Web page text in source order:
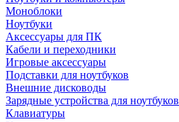
Моноблоки
Ноутбуки
Аксессуары для ПК
Кабели и переходники
Игровые аксессуары
Подставки для ноутбуков
Внешние дисководы
Зарядные устройства для ноутбуков
Клавиатуры